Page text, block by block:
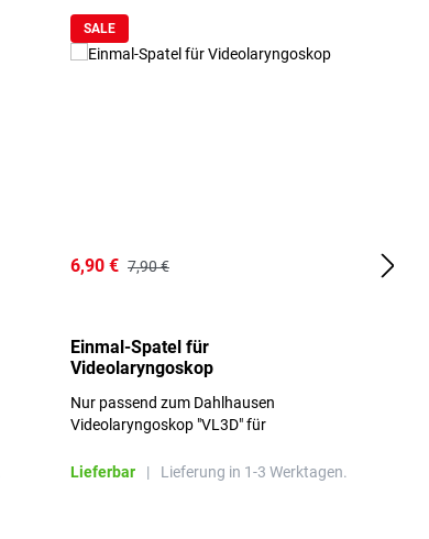
SALE
6,90 € 7,90 €
Einmal-Spatel für
Videolaryngoskop
Nur passend zum Dahlhausen
Videolaryngoskop "VL3D" für
Lieferbar
| Lieferung in 1-3 Werktagen.